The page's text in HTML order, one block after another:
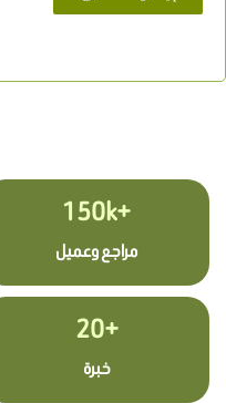
+150k
مراجع وعميل
+20
خبرة